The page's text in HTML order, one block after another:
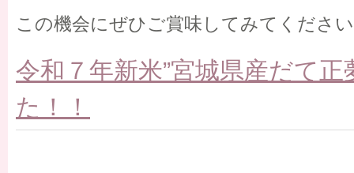
この機会にぜひご賞味してみてください
令和７年新米”宮城県産だて正
た！！